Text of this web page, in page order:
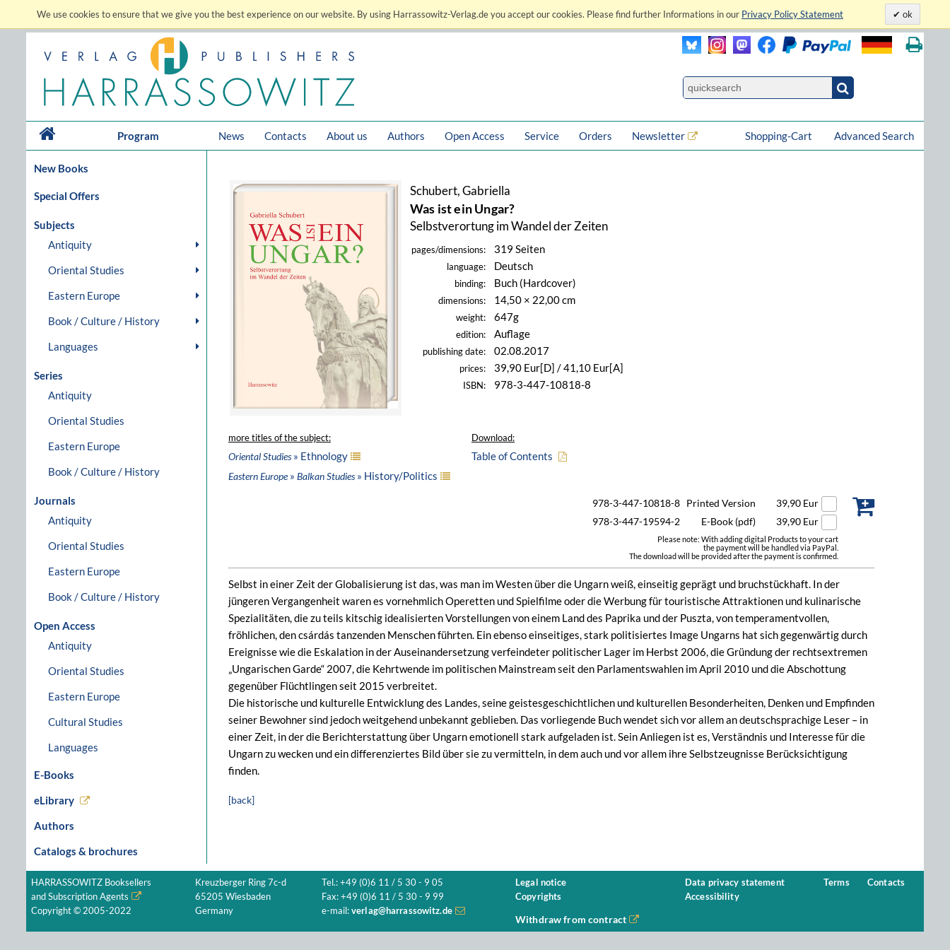
We use cookies to ensure that we give you the best experience on our website. By using Harrassowitz-Verlag.de you accept our cookies. Please find further Informations in our Privacy Policy Statement ok
Program News Contacts About us Authors Open Access Service Orders Newsletter Advanced Search
Shopping-Cart
New Books
Special Offers
Subjects
Antiquity
Oriental Studies
Eastern Europe
Book / Culture / History
Languages
Series
Antiquity
Oriental Studies
Eastern Europe
Book / Culture / History
Journals
Antiquity
Oriental Studies
Eastern Europe
Book / Culture / History
Open Access
Antiquity
Oriental Studies
Eastern Europe
Cultural Studies
Languages
E-Books
eLibrary
Authors
Catalogs & brochures
Schubert, Gabriella
Was ist ein Ungar?
Selbstverortung im Wandel der Zeiten
pages/dimensions: 319 Seiten
language: Deutsch
binding: Buch (Hardcover)
dimensions: 14,50 × 22,00 cm
weight: 647g
edition: Auflage
publishing date: 02.08.2017
prices: 39,90 Eur[D] / 41,10 Eur[A]
ISBN: 978-3-447-10818-8
more titles of the subject:
Oriental Studies» Ethnology
Eastern Europe» Balkan Studies» History/Politics
Download:
Table of Contents
978-3-447-10818-8 Printed Version
39,90 Eur
978-3-447-19594-2
E-Book (pdf) 39,90 Eur
Please note: With adding digital Products to your cart
the payment will be handled via PayPal.
The download will be provided after the payment is confirmed.
Selbst in einer Zeit der Globalisierung ist das, was man im Westen über die Ungarn weiß, einseitig geprägt und bruchstückhaft. In der
jüngeren Vergangenheit waren es vornehmlich Operetten und Spielfilme oder die Werbung für touristische Attraktionen und kulinarische
Spezialitäten, die zu teils kitschig idealisierten Vorstellungen von einem Land des Paprika und der Puszta, von temperamentvollen,
fröhlichen, den csárdás tanzenden Menschen führten. Ein ebenso einseitiges, stark politisiertes Image Ungarns hat sich gegenwärtig durch
Ereignisse wie die Eskalation in der Auseinandersetzung verfeindeter politischer Lager im Herbst 2006, die Gründung der rechtsextremen
„Ungarischen Garde“ 2007, die Kehrtwende im politischen Mainstream seit den Parlamentswahlen im April 2010 und die Abschottung
gegenüber Flüchtlingen seit 2015 verbreitet.
Die historische und kulturelle Entwicklung des Landes, seine geistesgeschichtlichen und kulturellen Besonderheiten, Denken und Empfinden
seiner Bewohner sind jedoch weitgehend unbekannt geblieben. Das vorliegende Buch wendet sich vor allem an deutschsprachige Leser – in
einer Zeit, in der die Berichterstattung über Ungarn emotionell stark aufgeladen ist. Sein Anliegen ist es, Verständnis und Interesse für die
Ungarn zu wecken und ein differenziertes Bild über sie zu vermitteln, in dem auch und vor allem ihre Selbstzeugnisse Berücksichtigung
finden.
[back]
HARRASSOWITZ Booksellers
and Subscription Agents
Copyright © 2005-2022
Kreuzberger Ring 7c-d
65205 Wiesbaden
Germany
Tel.: +49 (0)6 11 / 5 30 - 9 05
Fax: +49 (0)6 11 / 5 30 - 9 99
e-mail: verlag@harrassowitz.de
Legal notice
Copyrights
Data privacy statement
Accessibility
Terms Contacts
Withdraw from contract